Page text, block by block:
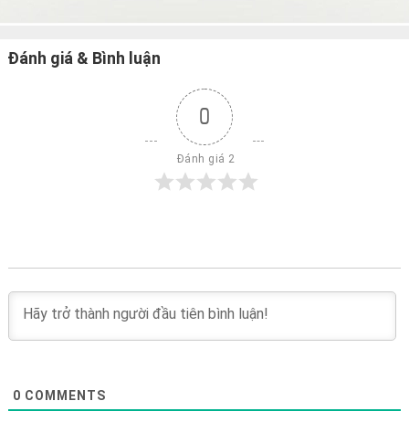
Đánh giá & Bình luận
0
Đánh giá 2
0 COMMENTS